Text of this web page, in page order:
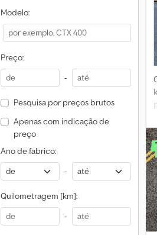
Modelo:
Preço:
-
Pesquisa por preços brutos
Apenas com indicação de
preço
Ano de fabrico:
-
Quilometragem [km]:
-